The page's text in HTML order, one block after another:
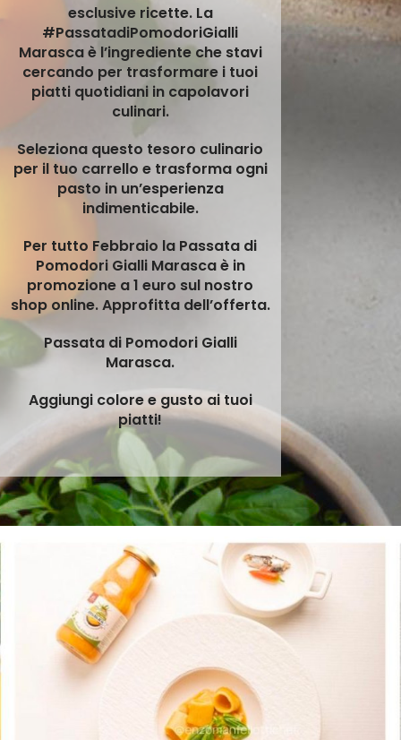
esclusive ricette. La
#PassatadiPomodoriGialli
Marasca è l’ingrediente che stavi
cercando per trasformare i tuoi
piatti quotidiani in capolavori
culinari.
Seleziona questo tesoro culinario
per il tuo carrello e trasforma ogni
pasto in un’esperienza
indimenticabile.
Per tutto Febbraio la Passata di
Pomodori Gialli Marasca è in
promozione a 1 euro sul nostro
shop online. Approfitta dell’offerta.
Passata di Pomodori Gialli
Marasca.
Aggiungi colore e gusto ai tuoi
piatti!